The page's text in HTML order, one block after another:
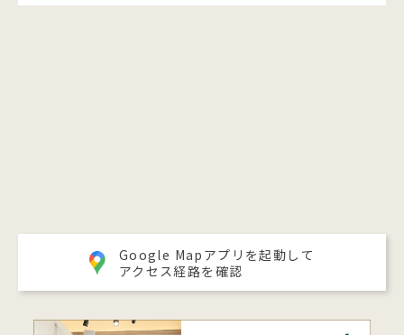
Google Mapアプリを起動して
アクセス経路を確認